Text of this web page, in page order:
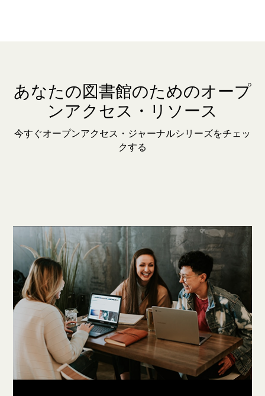
あなたの図書館のためのオープ
ンアクセス・リソース
今すぐオープンアクセス・ジャーナルシリーズをチェッ
クする